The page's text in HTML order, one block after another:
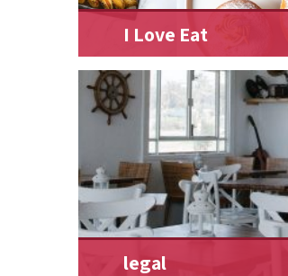
I Love Eat
legal